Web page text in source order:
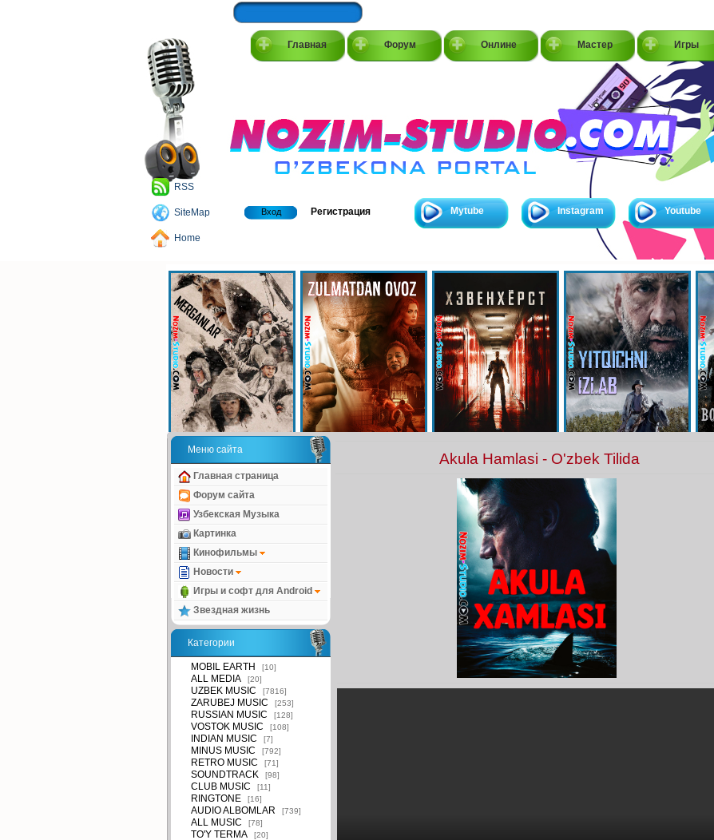
Главная Форум Онлине Мастер Игры
RSS
SiteMap
Home
Вход Регистрация Mytube Instagram Youtube
Меню сайта
Главная страница
Форум сайта
Узбекская Музыка
Картинка
Кинофильмы
Новости
Игры и софт для Android
Звездная жизнь
Категории
MOBIL EARTH [10]
ALL MEDIA [20]
UZBEK MUSIC [7816]
ZARUBEJ MUSIC [253]
RUSSIAN MUSIC [128]
VOSTOK MUSIC [108]
INDIAN MUSIC [7]
MINUS MUSIC [792]
RETRO MUSIC [71]
SOUNDTRACK [98]
CLUB MUSIC [11]
RINGTONE [16]
AUDIO ALBOMLAR [739]
ALL MUSIC [78]
TO'Y TERMA [20]
Akula Hamlasi - O'zbek Tilida